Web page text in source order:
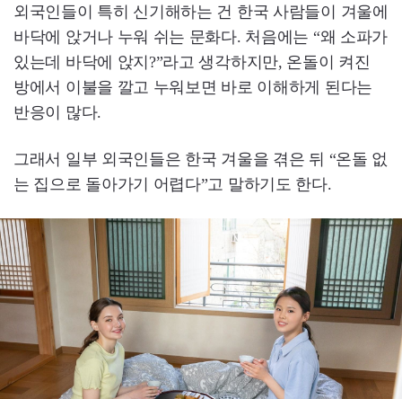
외국인들이 특히 신기해하는 건 한국 사람들이 겨울에
바닥에 앉거나 누워 쉬는 문화다. 처음에는 “왜 소파가
있는데 바닥에 앉지?”라고 생각하지만, 온돌이 켜진
방에서 이불을 깔고 누워보면 바로 이해하게 된다는
반응이 많다.
그래서 일부 외국인들은 한국 겨울을 겪은 뒤 “온돌 없
는 집으로 돌아가기 어렵다”고 말하기도 한다.